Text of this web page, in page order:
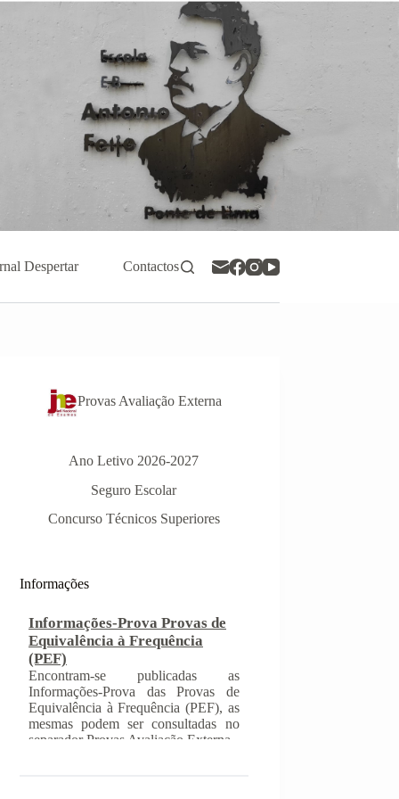
Despertar Contactos
Provas Avaliação Externa
Ano Letivo 2026-2027
Seguro Escolar
Concurso Técnicos Superiores
Informações
Informações-Prova Provas de
Equivalência à Frequência
Equivalência à Frequência (PEF), as
INSCRIÇÃO NAS PROVAS
FINAIS E NAS PROVAS DE
EQUIVALÊNCIA À
FREQUÊNCIA
Com a publicação da Norma 1 do
JNE – Júri Nacional de Exames,